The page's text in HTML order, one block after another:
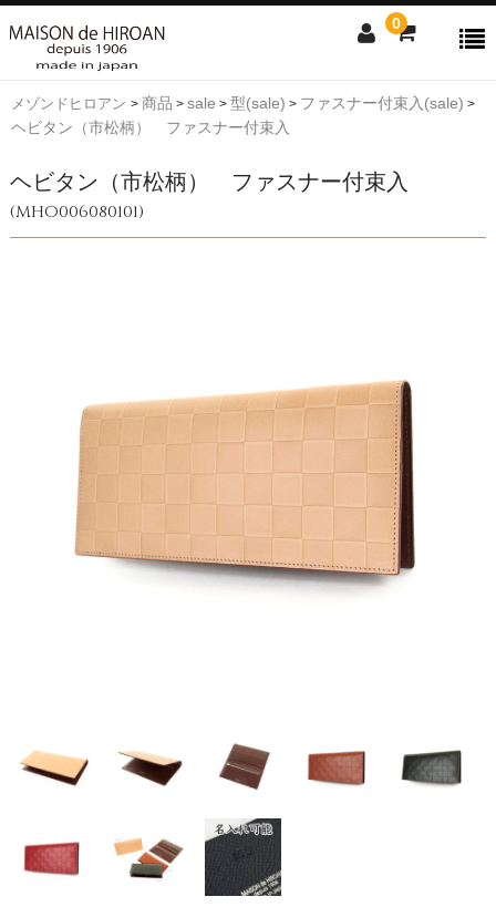
0
ONLINE SHOP
Shopping guide
メゾンドヒロアン > 商品 > sale > 型(sale) > ファスナー付束入(sale) >
ヘビタン（市松柄） ファスナー付束入
ヘビタン（市松柄） ファスナー付束入
(MHO006080101)